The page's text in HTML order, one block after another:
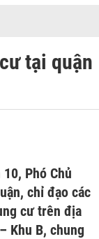
tại quận
Phó Chủ
chỉ đạo các
cư trên địa
Khu B, chung